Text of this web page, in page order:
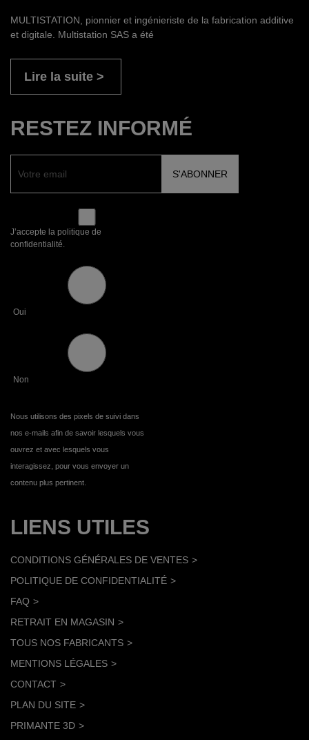
MULTISTATION, pionnier et ingénieriste de la fabrication additive
et digitale. Multistation SAS a été
Lire la suite
RESTEZ INFORMÉ
J’accepte la politique de
confidentialité.
Oui
Non
Nous utilisons des pixels de suivi dans
nos e-mails afin de savoir lesquels vous
ouvrez et avec lesquels vous
interagissez, pour vous envoyer un
contenu plus pertinent.
LIENS UTILES
CONDITIONS GÉNÉRALES DE VENTES
POLITIQUE DE CONFIDENTIALITÉ
FAQ
RETRAIT EN MAGASIN
TOUS NOS FABRICANTS
MENTIONS LÉGALES
CONTACT
PLAN DU SITE
PRIMANTE 3D